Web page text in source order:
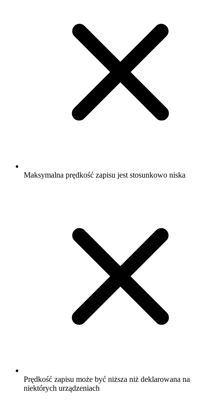
Maksymalna prędkość zapisu jest stosunkowo niska
Prędkość zapisu może być niższa niż deklarowana na
niektórych urządzeniach